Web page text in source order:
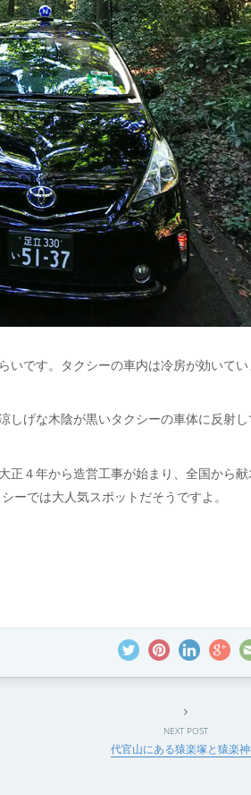
いです。タクシーの車内は冷房が効いて
しげな木陰が黒いタクシーの車体に反射
４年から造営工事が始まり、全国から献
ーでは大人気スポットだそうですよ。
NEXT POST
代官山にある猿楽塚と猿楽